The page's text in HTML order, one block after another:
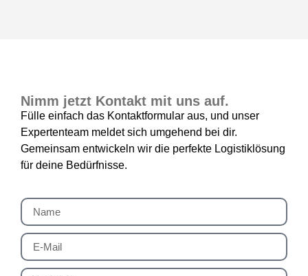
Nimm jetzt Kontakt mit uns auf.
Fülle einfach das Kontaktformular aus, und unser
Expertenteam meldet sich umgehend bei dir.
Gemeinsam entwickeln wir die perfekte Logistiklösung
für deine Bedürfnisse.